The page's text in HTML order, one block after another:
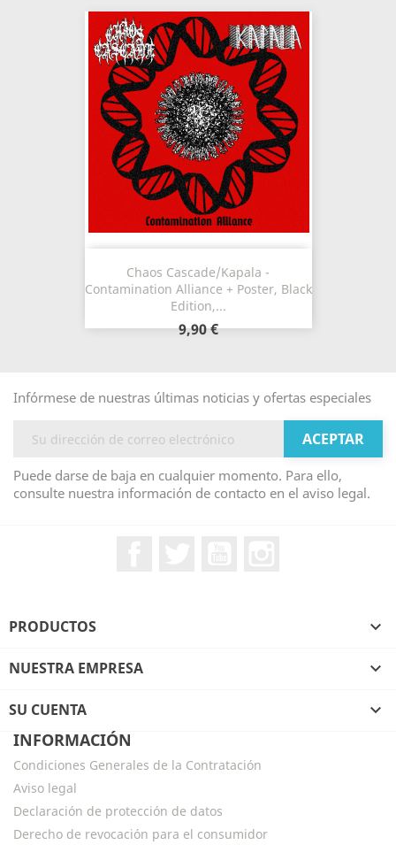
Chaos Cascade/Kapala -
Contamination Alliance + Poster, Black
Edition,...
9,90 €
Infórmese de nuestras últimas noticias y ofertas especiales
Puede darse de baja en cualquier momento. Para ello,
consulte nuestra información de contacto en el aviso legal.
PRODUCTOS 
NUESTRA EMPRESA 
SU CUENTA

INFORMACIÓN
Condiciones Generales de la Contratación
Aviso legal
Declaración de protección de datos
Derecho de revocación para el consumidor